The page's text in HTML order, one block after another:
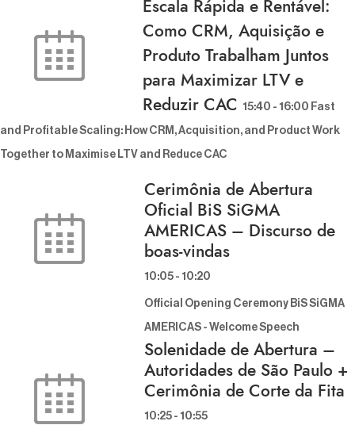
Escala Rápida e Rentável:
Como CRM, Aquisição e
Produto Trabalham Juntos
para Maximizar LTV e
Reduzir CAC 15:40 - 16:00 Fast a
nd Profitable Scaling: How CRM, Acquisition, and Product Work T
ogether to Maximise LTV and Reduce CAC
Cerimônia de Abertura
Oficial BiS SiGMA
AMERICAS – Discurso de
boas-vindas
10:05 - 10:20
Official Opening Ceremony BiS SiGMA
AMERICAS - Welcome Speech
Solenidade de Abertura –
Autoridades de São Paulo +
Cerimônia de Corte da Fita
10:25 - 10:55